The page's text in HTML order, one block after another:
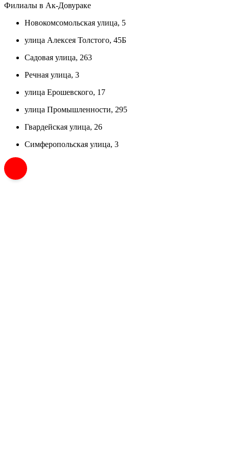
Филиалы в Ак-Довураке
Новокомсомольская улица, 5
улица Алексея Толстого, 45Б
Садовая улица, 263
Речная улица, 3
улица Ерошевского, 17
улица Промышленности, 295
Гвардейская улица, 26
Симферопольская улица, 3